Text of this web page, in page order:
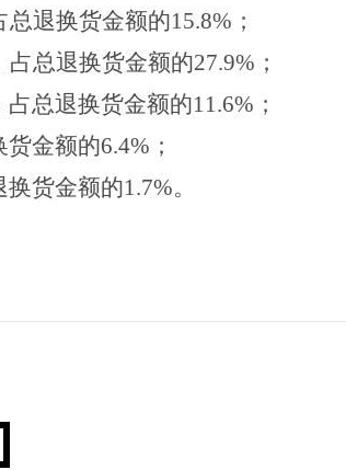
总退换货金额的15.8% ；
占总退换货金额的27.9% ；
占总退换货金额的11.6% ；
货金额的6.4% ；
换货金额的1.7%。